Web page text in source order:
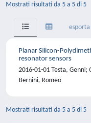
Mostrati risultati da 5 a 5 di 5
Planar Silicon-
resonator sensors
2016-01-01 Testa, Genni;
Bernini, Romeo
Mostrati risultati da 5 a 5 di 5